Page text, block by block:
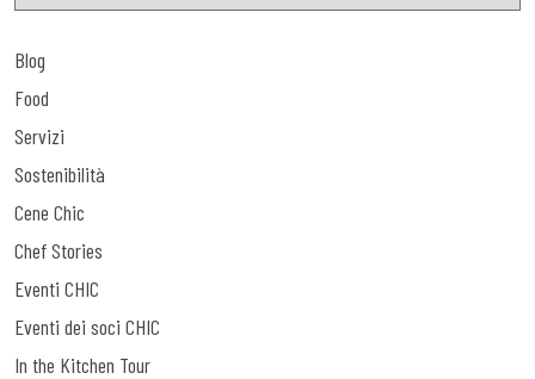
Blog
Food
Servizi
Sostenibilità
Cene Chic
Chef Stories
Eventi CHIC
Eventi dei soci CHIC
In the Kitchen Tour